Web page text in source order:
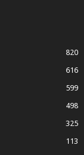
820
616
599
498
325
113